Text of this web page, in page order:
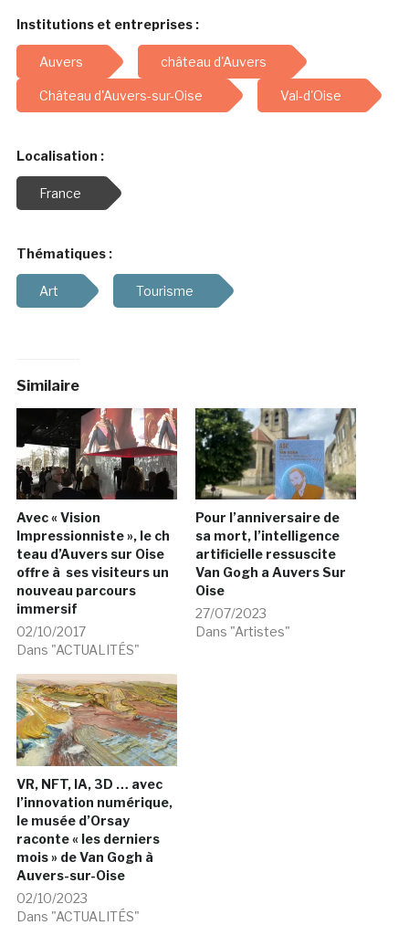
Institutions et entreprises :
Auvers château d'Auvers
Château d'Auvers-sur-Oise Val-d'Oise
Localisation :
France
Thématiques :
Art Tourisme
Similaire
Avec « Vision
Impressionniste », le ch
teau d’Auvers sur Oise
offre à ses visiteurs un
nouveau parcours
immersif
02/10/2017
Dans "ACTUALITÉS"
Pour l’anniversaire de
sa mort, l’intelligence
artificielle ressuscite
Van Gogh a Auvers Sur
Oise
27/07/2023
Dans "Artistes"
VR, NFT, IA, 3D … avec
l’innovation numérique,
le musée d’Orsay
raconte « les derniers
mois » de Van Gogh à
Auvers-sur-Oise
02/10/2023
Dans "ACTUALITÉS"